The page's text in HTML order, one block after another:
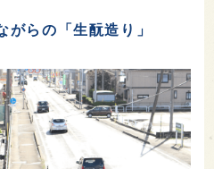
がらの「生酛造り」